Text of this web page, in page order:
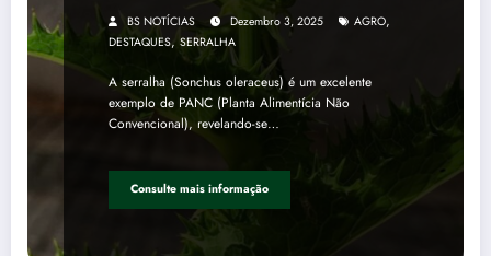
BS NOTÍCIAS Dezembro 3, 2025 AGRO,
DESTAQUES, SERRALHA
A serralha (Sonchus oleraceus) é um excelente
exemplo de PANC (Planta Alimentícia Não
Convencional), revelando-se…
Consulte mais informação